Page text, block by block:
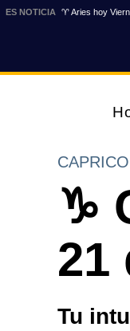
ES NOTICIA ♈ Aries hoy
♑
21
Tu